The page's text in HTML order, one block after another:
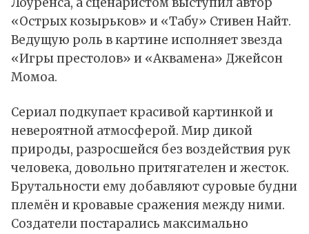
«Острых козырьков» и «Табу» Стивен Найт.
Ведущую роль в картине исполняет звезда
«Игры престолов» и «Аквамена» Джейсон
Момоа.
Сериал подкупает красивой картинкой и
невероятной атмосферой. Мир дикой
природы, разросшейся без воздействия рук
человека, довольно притягателен и жесток.
Брутальности ему добавляют суровые будни
племён и кровавые сражения между ними.
Создатели постарались максимально